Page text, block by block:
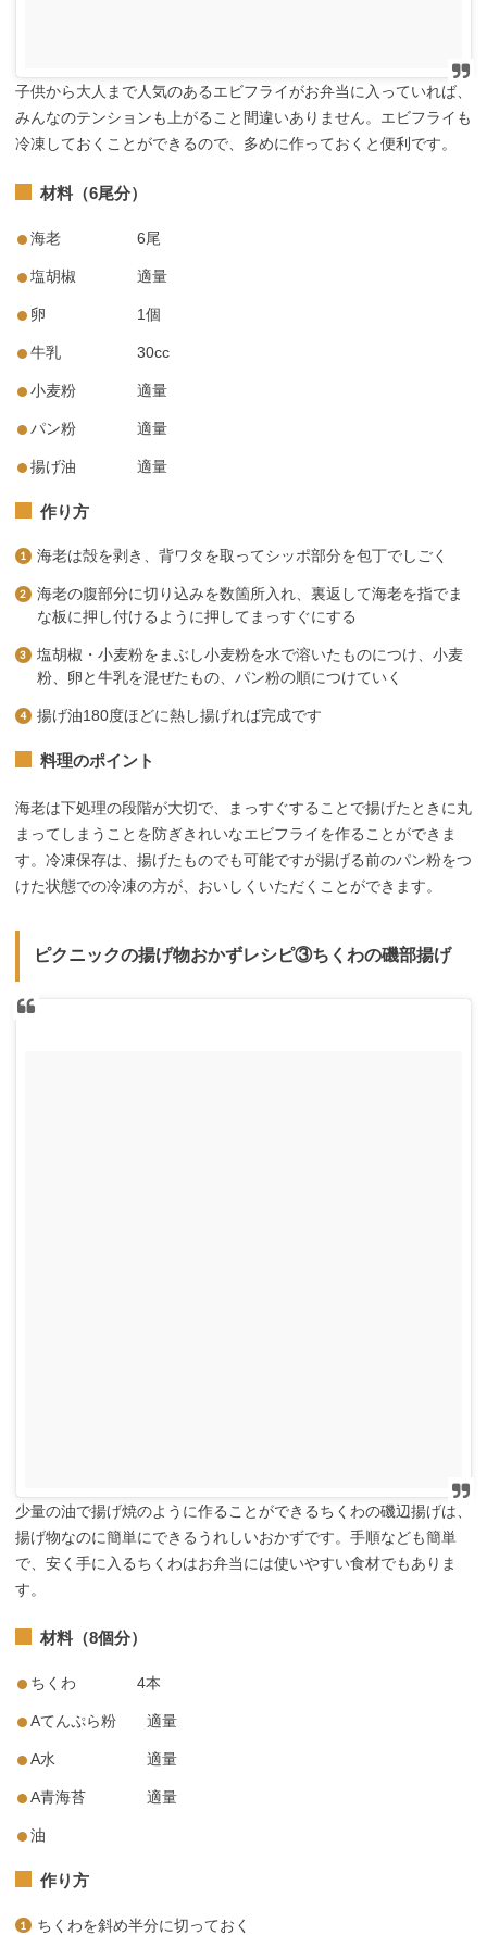
子供から大人まで人気のあるエビフライがお弁当に入っていれば、
みんなのテンションも上がること間違いありません。エビフライも
冷凍しておくことができるので、多めに作っておくと便利です。
材料（6尾分）
海老 6尾
塩胡椒 適量
卵 1個
牛乳 30cc
小麦粉 適量
パン粉 適量
揚げ油 適量
作り方
海老は殻を剥き、背ワタを取ってシッポ部分を包丁でしごく
海老の腹部分に切り込みを数箇所入れ、裏返して海老を指でま
な板に押し付けるように押してまっすぐにする
塩胡椒・小麦粉をまぶし小麦粉を水で溶いたものにつけ、小麦
粉、卵と牛乳を混ぜたもの、パン粉の順につけていく
揚げ油180度ほどに熱し揚げれば完成です
料理のポイント
海老は下処理の段階が大切で、まっすぐすることで揚げたときに丸
まってしまうことを防ぎきれいなエビフライを作ることができま
す。冷凍保存は、揚げたものでも可能ですが揚げる前のパン粉をつ
けた状態での冷凍の方が、おいしくいただくことができます。
ピクニックの揚げ物おかずレシピ③ちくわの磯部揚げ
少量の油で揚げ焼のように作ることができるちくわの磯辺揚げは、
揚げ物なのに簡単にできるうれしいおかずです。手順なども簡単
で、安く手に入るちくわはお弁当には使いやすい食材でもありま
す。
材料（8個分）
ちくわ 4本
Aてんぷら粉 適量
A水 適量
A青海苔 適量
油
作り方
ちくわを斜め半分に切っておく